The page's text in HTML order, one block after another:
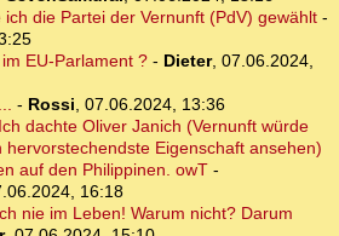
die Partei der Vernunft (PdV) gewählt-
EU-Parlament ?- Dieter, 07.06.2024,
- Rossi, 07.06.2024, 13:36
dachte Oliver Janich (Vernunft würde
hervorstechendste Eigenschaft ansehen)
auf den Philippinen. owT -
16:18
nie im Leben! Warum nicht? Darum